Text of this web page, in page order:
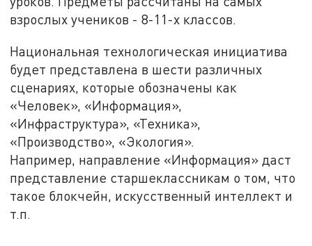
взрослых учеников - 8-11-х классов.
Национальная технологическая инициатива
будет представлена в шести различных
сценариях, которые обозначены как
«Человек», «Информация»,
«Инфраструктура», «Техника»,
«Производство», «Экология».
Например, направление «Информация» даст
представление старшеклассникам о том, что
такое блокчейн, искусственный интеллект и
т.п.